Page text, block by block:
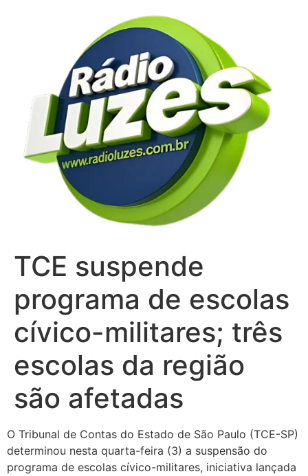
TCE suspende
programa de escolas
cívico-militares; três
escolas da região
são afetadas
O Tribunal de Contas do Estado de São Paulo (TCE-SP)
determinou nesta quarta-feira (3) a suspensão do
programa de escolas cívico-militares, iniciativa lançada